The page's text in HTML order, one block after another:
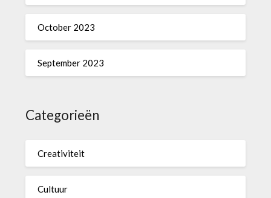
October 2023
September 2023
Categorieën
Creativiteit
Cultuur